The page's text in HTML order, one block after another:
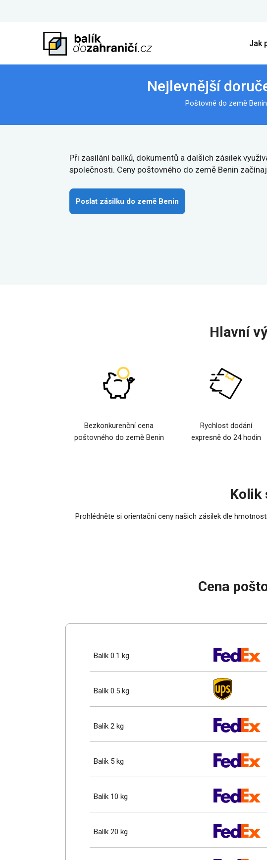
Jak
Nejlevnější
Poštovné do země
Při zasílání balíků, dokumentů a dalších zásilek
společnosti. Ceny poštovného do země Benin
Poslat zásilku do země Benin
Hlavní
Bezkonkurenční cena
poštovného do země Benin
Rychlost dodání
expresně do 24 hodin
Kolik
Prohlédněte si orientační ceny našich zásilek dle
Cena
Balík 0.1 kg
Balík 0.5 kg
Balík 2 kg
Balík 5 kg
Balík 10 kg
Balík 20 kg